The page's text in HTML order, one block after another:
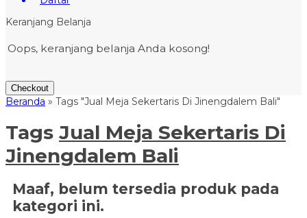
Keranjang Belanja
Oops, keranjang belanja Anda kosong!
Checkout
Beranda » Tags "Jual Meja Sekertaris Di Jinengdalem Bali"
Tags Jual Meja Sekertaris Di
Jinengdalem Bali
Maaf, belum tersedia produk pada
kategori ini.